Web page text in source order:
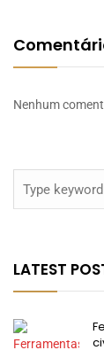
Nenhum
LATEST